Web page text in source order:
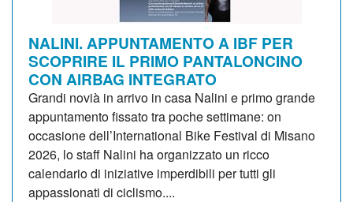
NALINI. APPUNTAMENTO A IBF PER
SCOPRIRE IL PRIMO PANTALONCINO
CON AIRBAG INTEGRATO
Grandi novià in arrivo in casa Nalini e primo grande
appuntamento fissato tra poche settimane: on
occasione dell’International Bike Festival di Misano
2026, lo staff Nalini ha organizzato un ricco
calendario di iniziative imperdibili per tutti gli
appassionati di ciclismo....